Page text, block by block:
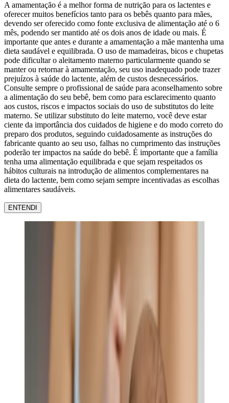
A amamentação é a melhor forma de nutrição para os lactentes e
oferecer muitos benefícios tanto para os bebês quanto para mães,
devendo ser oferecido como fonte exclusiva de alimentação até o 6
mês, podendo ser mantido até os dois anos de idade ou mais. É
importante que antes e durante a amamentação a mãe mantenha uma
dieta saudável e equilibrada. O uso de mamadeiras, bicos e chupetas
pode dificultar o aleitamento materno particularmente quando se
manter ou retornar à amamentação, seu uso inadequado pode trazer
prejuízos à saúde do lactente, além de custos desnecessários.
Consulte sempre o profissional de saúde para aconselhamento sobre
a alimentação do seu bebê, bem como para esclarecimento quanto
aos custos, riscos e impactos sociais do uso de substitutos do leite
materno. Se utilizar substituto do leite materno, você deve estar
ciente da importância dos cuidados de higiene e do modo correto do
preparo dos produtos, seguindo cuidadosamente as instruções do
fabricante quanto ao seu uso, falhas no cumprimento das instruções
poderão ter impactos na saúde do bebê. É importante que a família
tenha uma alimentação equilibrada e que sejam respeitados os
hábitos culturais na introdução de alimentos complementares na
dieta do lactente, bem como sejam sempre incentivadas as escolhas
alimentares saudáveis.
ENTENDI